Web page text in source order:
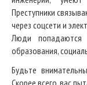
Преступники
через соцсети и
Люди попадаются
образования,
Будьте